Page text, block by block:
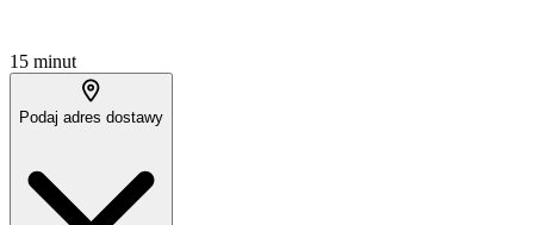
15 minut
Podaj adres dostawy